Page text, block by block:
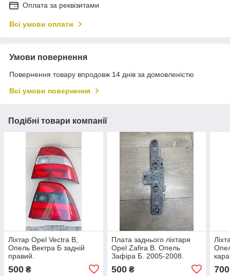
Оплата за реквізитами
Всі умови оплати
Умови повернення
Повернення товару впродовж 14 днів за домовленістю
Всі умови повернення
Подібні товари компанії
Ліхтар Opel Vectra B,
Опель Вектра Б задній
правий.
500 ₴
Плата заднього ліхтаря
Opel Zafira B. Опель
Зафіра Б. 2005-2008.
500₴ 700